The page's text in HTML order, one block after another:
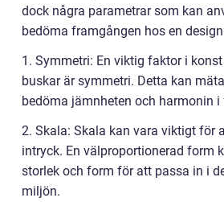
dock några parametrar som kan
bedöma framgången hos en
1. Symmetri: En viktig faktor i
buskar är symmetri. Detta kan
bedöma jämnheten och harmonin i
2. Skala: Skala kan vara viktigt för
intryck. En välproportionerad form
storlek och form för att passa in i
miljön.